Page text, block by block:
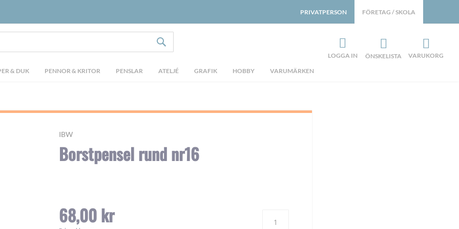
& DUK PENNOR & KRITOR PENSLAR ATELJÉ GRAFIK HOBBY VARUMÄRKEN
FÖRETAG / SKOLA
PRIVATPERSON
LOGGA IN ÖNSKELISTA VARUKORG
IBW
Borstpensel rund nr16
68,00 kr